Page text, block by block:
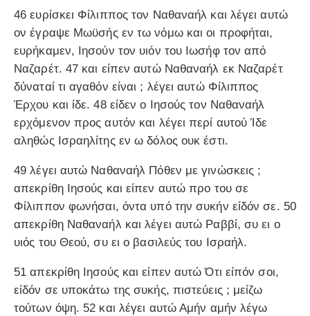
46 ευρίσκει Φίλιππος τον Ναθαναήλ και λέγει αυτώ
ον έγραψε Μωϋσής εν τω νόμω και οι προφήται,
ευρήκαμεν, Ιησούν τον υιόν του Ιωσήφ τον από
Ναζαρέτ. 47 και είπεν αυτώ Ναθαναήλ εκ Ναζαρέτ
δύναταί τι αγαθόν είναι ; λέγει αυτώ Φίλιππος
Έρχου και ίδε. 48 είδεν ο Ιησούς τον Ναθαναήλ
ερχόμενον προς αυτόν και λέγει περί αυτού Ίδε
αληθώς Ισραηλίτης εν ω δόλος ουκ έστι.
49 λέγει αυτώ Ναθαναήλ Πόθεν με γινώσκεις ;
απεκρίθη Ιησούς και είπεν αυτώ προ του σε
Φίλιππον φωνήσαι, όντα υπό την συκήν είδόν σε. 50
απεκρίθη Ναθαναήλ και λέγει αυτώ Ραββί, συ ει ο
υιός του Θεού, συ ει ο βασιλεύς του Ισραήλ.
51 απεκρίθη Ιησούς και είπεν αυτώ Ότι είπόν σοι,
είδόν σε υποκάτω της συκής, πιστεύεις ; μείζω
τούτων όψη. 52 και λέγει αυτώ Αμήν αμήν λέγω